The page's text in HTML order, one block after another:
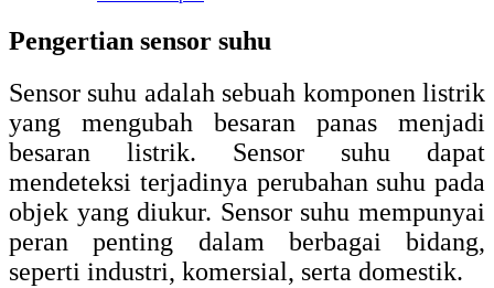
Pengertian sensor suhu
Sensor suhu adalah sebuah komponen listrik
yang mengubah besaran panas menjadi
besaran listrik. Sensor suhu dapat
mendeteksi terjadinya perubahan suhu pada
objek yang diukur. Sensor suhu mempunyai
peran penting dalam berbagai bidang,
seperti industri, komersial, serta domestik.